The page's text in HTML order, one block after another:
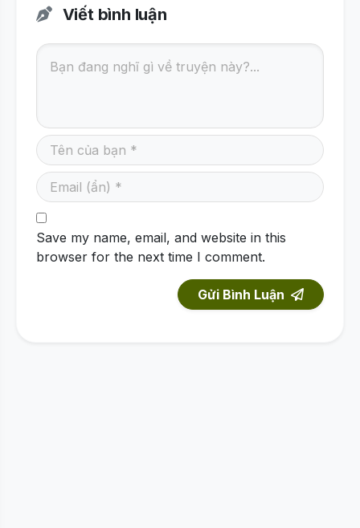
Viết bình luận
Save my name, email, and website in this
browser for the next time I comment.
Gửi Bình Luận